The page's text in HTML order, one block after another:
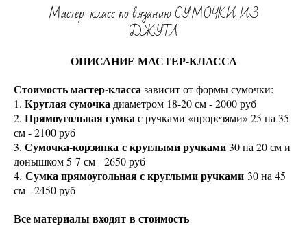
Мастер-класс по вязанию СУМОЧКИ ИЗ
ДЖУТА
ОПИСАНИЕ МАСТЕР-КЛАССА
Стоимость мастер-классазависит от формы сумочки:
1. Круглая сумочка диаметром 18-20 см - 2000 руб
2. Прямоугольная сумкас ручками «прорезями» 25 на 35
см - 2100 руб
3. Сумочка-корзинка с круглыми ручками30 на 20 см и
донышком 5-7 см - 2650 руб
4. Сумка прямоугольная с круглыми ручками 30 на 45
см - 2450 руб
Все материалы входят в стоимость